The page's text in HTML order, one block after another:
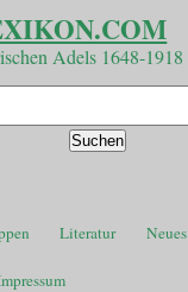
Adels 1648-1918
Literatur Neues